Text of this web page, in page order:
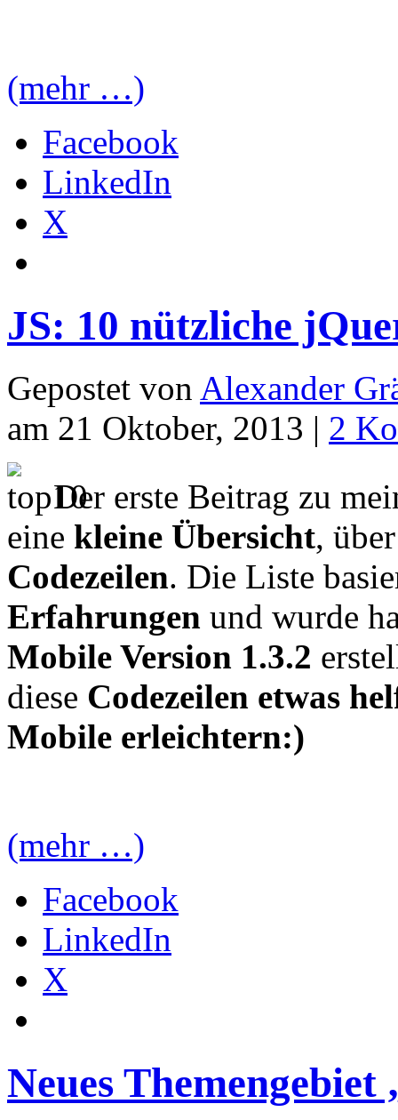
(mehr …)
Facebook
LinkedIn
X
JS: 10 nützliche
Gepostet von Alexander
am 21 Oktober, 2013 | 2
Der erste Beitrag zu
eine kleine Übersicht,
Codezeilen. Die Liste
Erfahrungen und wurde
Mobile Version 1.3.2
diese Codezeilen etwas
Mobile erleichtern:)
(mehr …)
Facebook
LinkedIn
X
Neues